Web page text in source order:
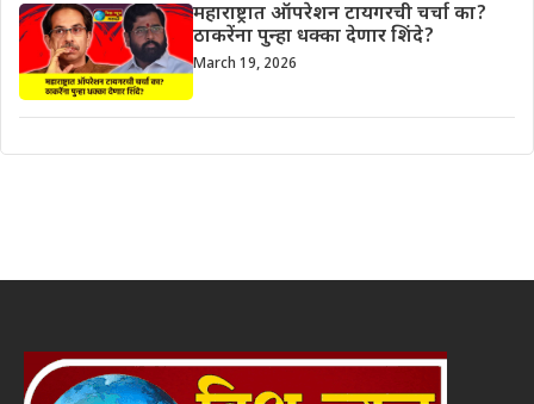
महाराष्ट्रात ऑपरेशन टायगरची चर्चा का?
ठाकरेंना पुन्हा धक्का देणार शिंदे?
March 19, 2026